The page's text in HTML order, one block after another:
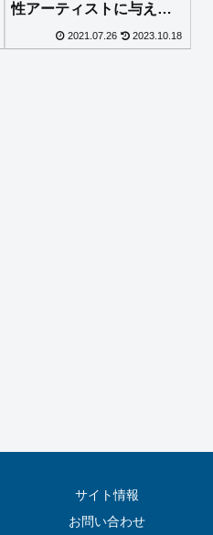
性アーティストに与えた
2021.07.26 2023.10.18
サイト情報
お問い合わせ